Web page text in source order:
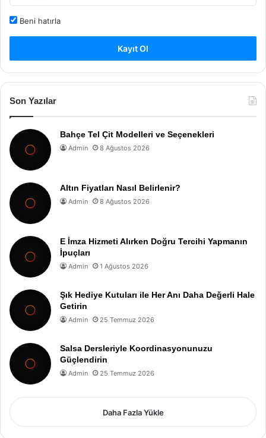
Beni hatırla
Kayıt Ol
Son Yazılar
Bahçe Tel Çit Modelleri ve Seçenekleri
Admin 8 Ağustos 2026
Altın Fiyatları Nasıl Belirlenir?
Admin 8 Ağustos 2026
E İmza Hizmeti Alırken Doğru Tercihi Yapmanın
İpuçları
Admin 1 Ağustos 2026
Şık Hediye Kutuları ile Her Anı Daha Değerli Hale
Getirin
Admin 25 Temmuz 2026
Salsa Dersleriyle Koordinasyonunuzu
Güçlendirin
Admin 25 Temmuz 2026
Daha Fazla Yükle